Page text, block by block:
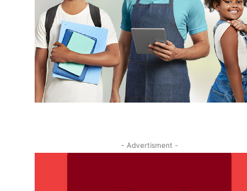
- Advertisment -